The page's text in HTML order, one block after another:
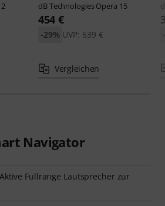
dB TechnologiesOpera 15
454 €
UVP: 639 €
-29%
Vergleichen
Navigator
Fullrange Lautsprecher zur